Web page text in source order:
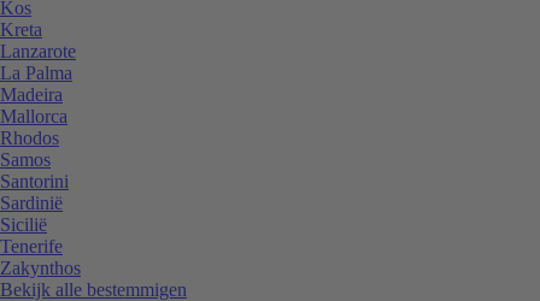
Kos
Kreta
Lanzarote
La Palma
Madeira
Mallorca
Rhodos
Samos
Santorini
Sardinië
Sicilië
Tenerife
Zakynthos
Bekijk alle bestemmigen